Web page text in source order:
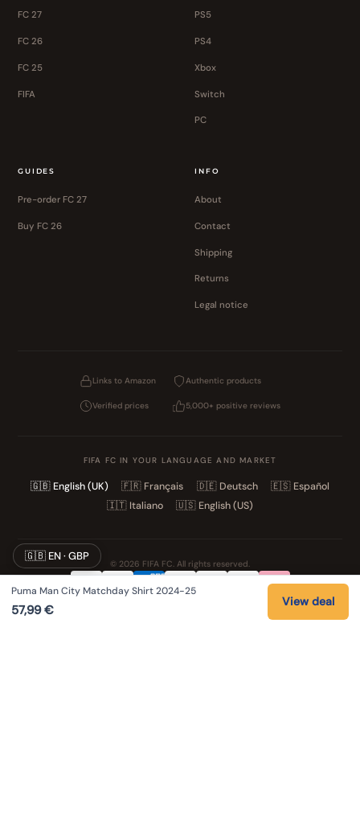
FC 27
FC 26
FC 25
FIFA
PS5
PS4
Xbox
Switch
PC
GUIDES
Pre-order FC 27
Buy FC 26
INFO
About
Contact
Shipping
Returns
Legal notice
Links to Amazon Authentic products
Verified prices 5,000+ positive reviews
FIFA FC IN YOUR LANGUAGE AND MARKET
🇬🇧 English (UK) 🇫🇷 Français 🇩🇪 Deutsch 🇪🇸 Español
🇮🇹 Italiano 🇺🇸 English (US)
© 2026 FIFA FC. All rights reserved.
PrivacyTermsCookies
Puma Man City Matchday Shirt 2024-25
57,99€
View deal
🇬🇧 EN · GBP